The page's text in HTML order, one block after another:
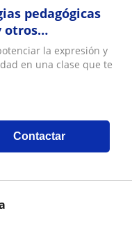
pedagógicas
otros
profesorado.
la expresión y
en una clase que te
Contactar